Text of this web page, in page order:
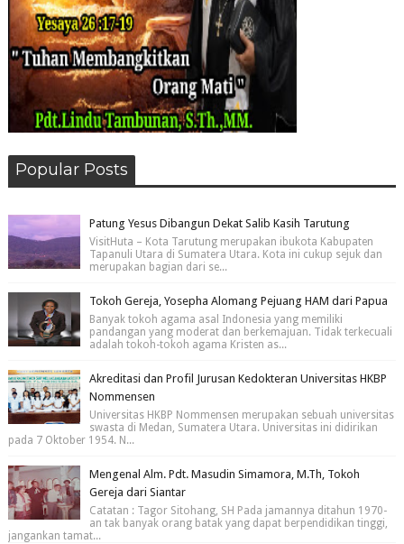
Popular Posts
Patung Yesus Dibangun Dekat Salib Kasih Tarutung
VisitHuta – Kota Tarutung merupakan ibukota Kabupaten
Tapanuli Utara di Sumatera Utara. Kota ini cukup sejuk dan
merupakan bagian dari se...
Tokoh Gereja, Yosepha Alomang Pejuang HAM dari Papua
Banyak tokoh agama asal Indonesia yang memiliki
pandangan yang moderat dan berkemajuan. Tidak terkecuali
adalah tokoh-tokoh agama Kristen as...
Akreditasi dan Profil Jurusan Kedokteran Universitas HKBP
Nommensen
Universitas HKBP Nommensen merupakan sebuah universitas
swasta di Medan, Sumatera Utara. Universitas ini didirikan
pada 7 Oktober 1954. N...
Mengenal Alm. Pdt. Masudin Simamora, M.Th, Tokoh
Gereja dari Siantar
Catatan : Tagor Sitohang, SH Pada jamannya ditahun 1970-
an tak banyak orang batak yang dapat berpendidikan tinggi,
jangankan tamat...